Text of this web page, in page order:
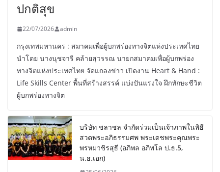
ปกติสุข
22/07/2026 admin
กรุงเทพมหานคร : สมาคมเพื่อผู้บกพร่องทางจิตแห่งประเทศไทย
นำโดย นางนุชจารี คล้ายสุวรรณ นายกสมาคมเพื่อผู้บกพร่อง
ทางจิตแห่งประเทศไทย จัดแถลงข่าว เปิดงาน Heart & Hand :
Life Skills Center พื้นที่สร้างสรรค์ แบ่งปันแรงใจ ฝึกทักษะชีวิต
ผู้บกพร่องทางจิต
บริษัท ชลาชล จำกัดร่วมเป็นเจ้าภาพในพิธี
สวดพระอภิธรรมศพ พระเดชพระคุณพระ
พรหมวชิรสุธี (อภิพล อภิพโล ป.ธ.5,
น.ธ.เอก)